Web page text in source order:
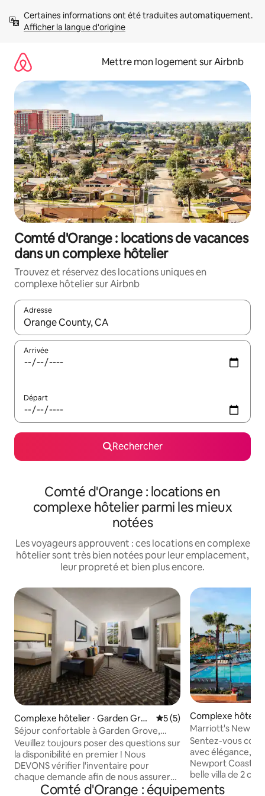
directement
Afficher la langue d'origine
Mettre mon logement sur Airbnb
Comté d'Orange : locations de vacances
dans un complexe hôtelier
Trouvez et réservez des locations uniques en
complexe hôtelier sur Airbnb
Adresse
Lorsque les résultats s'affichent, utilisez les flèches vers le
Arrivée
Départ
Rechercher
Comté d'Orange : locations en
complexe hôtelier parmi les mieux
notées
Les voyageurs approuvent : ces locations en complexe
hôtelier sont très bien notées pour leur emplacement,
leur propreté et bien plus encore.
Complexe hôtelier ⋅ Garden Grov
e
Évaluation moyenne sur
5 (5)
Séjour confortable à Garden Grove,
Anaheim, 1 chambre
Veuillez toujours poser des questions sur
la disponibilité en premier ! Nous
DEVONS vérifier l'inventaire pour
chaque demande afin de nous assurer
que des logements sont disponibles.
Complexe
ch
Marriott's
8 voyageurs
Sentez-vous
avec élégance,
Newport Coast
belle villa de 2
bain est équipée
Comté d'Orange : équipements